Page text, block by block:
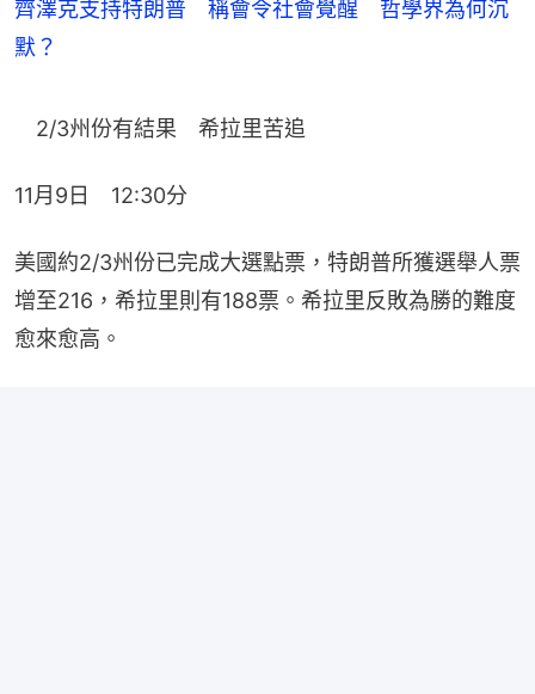
齊澤克支持特朗普 稱會令社會覺醒 哲學界為何沉
默？
2/3州份有結果　希拉里苦追
11月9日　12:30分
美國約2/3州份已完成大選點票，特朗普所獲選舉人票
增至216，希拉里則有188票。希拉里反敗為勝的難度
愈來愈高。